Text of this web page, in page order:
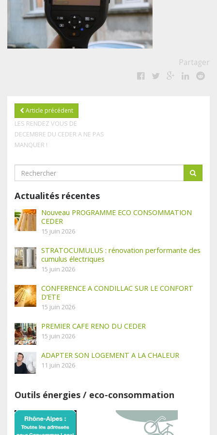
Partager
Article précédent
LES RENDEZ VOUS DE
DECEMBRE DU CEDER A NE PAS
MANQUER !
Actualités récentes
Nouveau PROGRAMME ECO CONSOMMATION
CEDER
15 juin 2026
STRATOCUMULUS : rénovation performante des
cumulus électriques
15 juin 2026
CONFERENCE A CONDILLAC SUR LE CONFORT
D’ETE
15 juin 2026
PREMIER CAFE RENO DU CEDER
15 juin 2026
ADAPTER SON LOGEMENT A LA CHALEUR
11 juin 2026
Outils énergies / eco-consommation